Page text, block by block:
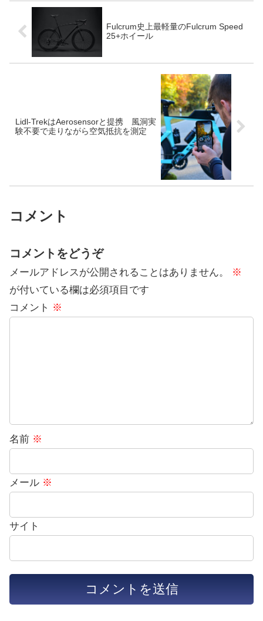
Fulcrum史上最軽量のFulcrum Speed
25+ホイール
Lidl-TrekはAerosensorと提携 風洞実
験不要で走りながら空気抵抗を測定
コメント
コメントをどうぞ
メールアドレスが公開されることはありません。
※
が付いている欄は必須項目です
コメント ※
名前 ※
メール ※
サイト